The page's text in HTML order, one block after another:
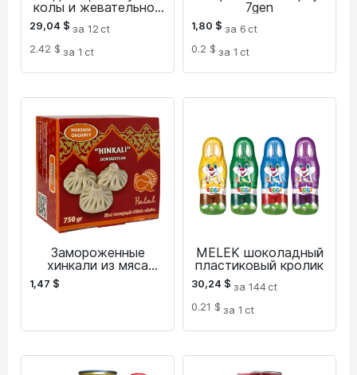
колы и жевательной
29,04 $ за 12 ct
2.42 $ за 1 ct
7gen
1,80 $ за 6 ct
0.2 $ за 1 ct
Замороженные
хинкали из мяса
1,47 $
MELEK шоколадный
пластиковый кролик
30,24 $ за 144 ct
0.21 $ за 1 ct